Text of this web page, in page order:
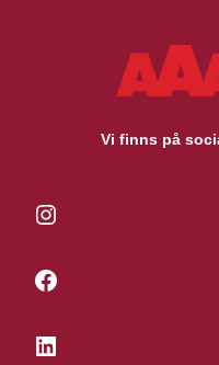
Vi finns på
Instagram
Facebook
LinkedIn